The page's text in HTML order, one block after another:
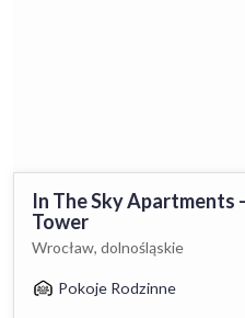
In The Sky Apartments
Tower
Wrocław, dolnośląskie
Pokoje Rodzinne